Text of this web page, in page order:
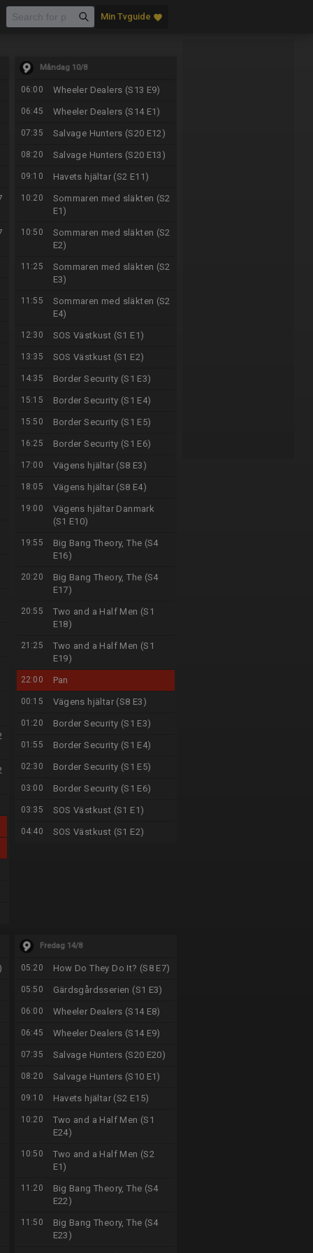
Min Tvguide favorite
Måndag 10/8
06:00 Wheeler Dealers (S13 E9)
06:45 Wheeler Dealers (S14 E1)
07:35 Salvage Hunters (S20 E12)
08:20 Salvage Hunters (S20 E13)
09:10 Havets hjältar (S2 E11)
10:20
Sommaren med släkten (S2
E1)
10:50
Sommaren med släkten (S2
E2)
11:25
Sommaren med släkten (S2
E3)
11:55
Sommaren med släkten (S2
E4)
12:30 SOS Västkust (S1 E1)
13:35 SOS Västkust (S1 E2)
14:35 Border Security (S1 E3)
15:15 Border Security (S1 E4)
15:50 Border Security (S1 E5)
16:25 Border Security (S1 E6)
17:00 Vägens hjältar (S8 E3)
18:05 Vägens hjältar (S8 E4)
19:00
Vägens hjältar Danmark
(S1 E10)
19:55
Big Bang Theory, The (S4
E16)
20:20
Big Bang Theory, The (S4
E17)
20:55
Two and a Half Men (S1
E18)
21:25
Two and a Half Men (S1
E19)
22:00 Pan
00:15 Vägens hjältar (S8 E3)
01:20 Border Security (S1 E3)
01:55 Border Security (S1 E4)
02:30 Border Security (S1 E5)
03:00 Border Security (S1 E6)
03:35 SOS Västkust (S1 E1)
04:40 SOS Västkust (S1 E2)
Fredag 14/8
05:20 How Do They Do It? (S8 E7)
05:50 Gärdsgårdsserien (S1 E3)
06:00 Wheeler Dealers (S14 E8)
06:45 Wheeler Dealers (S14 E9)
07:35 Salvage Hunters (S20 E20)
08:20 Salvage Hunters (S10 E1)
09:10 Havets hjältar (S2 E15)
10:20
Two and a Half Men (S1
E24)
10:50
Two and a Half Men (S2
E1)
11:20
Big Bang Theory, The (S4
E22)
11:50
Big Bang Theory, The (S4
E23)